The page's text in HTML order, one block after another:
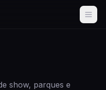
show, parques e